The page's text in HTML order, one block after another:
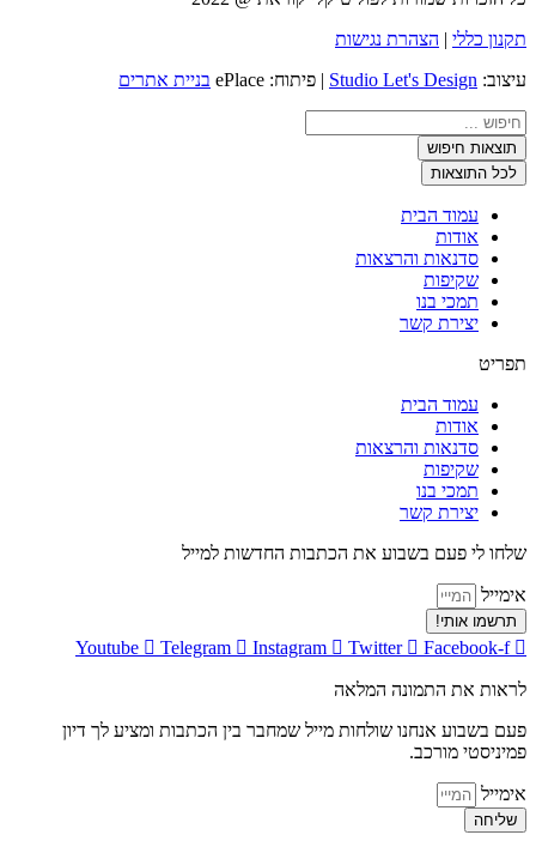
תקנון כללי | הצהרת נגישות
עיצוב: Studio Let's Design | פיתוח: ePlace
בניית אתרים
Search
...תוצאות חיפוש
לכל התוצאות
עמוד הבית
אודות
סדנאות והרצאות
שקיפות
תמכי בנו
יצירת קשר
תפריט
עמוד הבית
אודות
סדנאות והרצאות
שקיפות
תמכי בנו
יצירת קשר
שלחו לי פעם בשבוע את הכתבות החדשות למייל
אימייל
תרשמו אותי!
Youtube Telegram Instagram Twitter Facebook-f
לראות את התמונה המלאה
פעם בשבוע אנחנו שולחות מייל שמחבר בין הכתבות ומציע לך דיון
פמיניסטי מורכב.
אימייל
שליחה